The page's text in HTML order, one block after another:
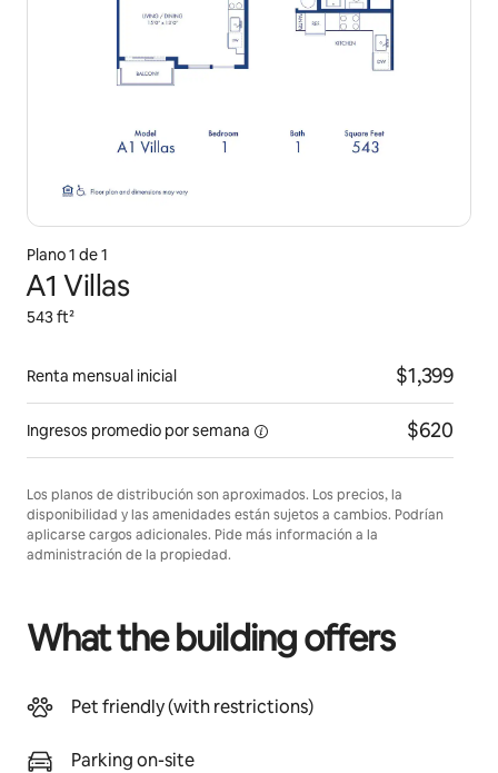
Plano 1 de 1
A1 Villas
543 ft²
Renta mensual inicial $1,399
Ingresos promedio porsemana $620
Los planos de distribución son aproximados. Los precios, la
disponibilidad y las amenidades están sujetos a cambios. Podrían
aplicarse cargos adicionales. Pide más información a la
administración de la propiedad.
What the building offers
Pet friendly (with restrictions)
Parking on-site